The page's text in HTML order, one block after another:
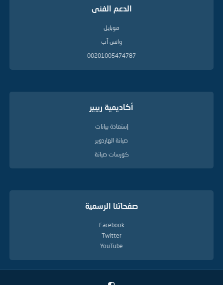
الدعم الفنى
موبايل
واتس آب
00201005474787
أكاديمية ريبير
إستعادة بيانات
صيانة الهاردوير
كورسات صيانة
صفحاتنا الرسمية
Facebook
Twitter
YouTube